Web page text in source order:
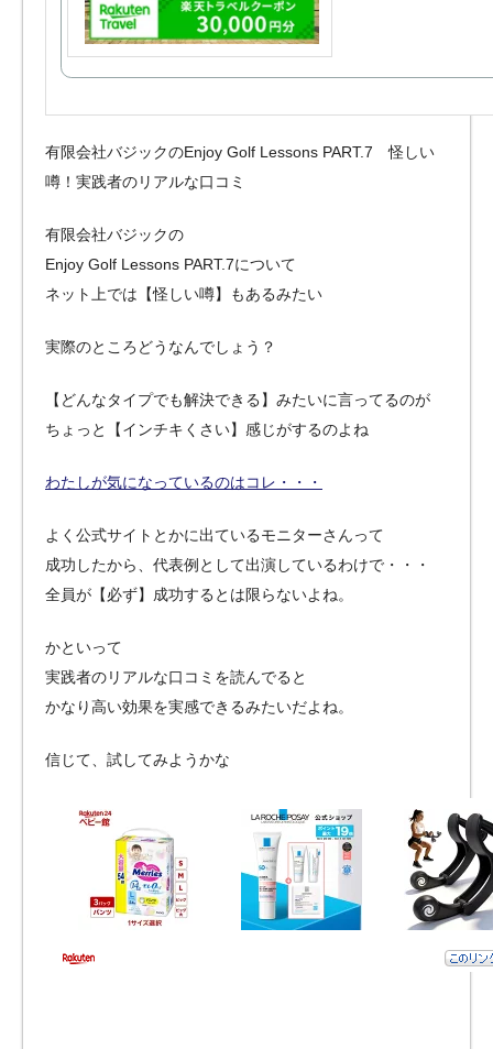
有限会社バジックのEnjoy Golf Lessons PART.7 怪しい
噂！実践者のリアルな口コミ
有限会社バジックの
Enjoy Golf Lessons PART.7について
ネット上では【怪しい噂】もあるみたい
実際のところどうなんでしょう？
【どんなタイプでも解決できる】みたいに言ってるのが
ちょっと【インチキくさい】感じがするのよね
わたしが気になっているのはコレ・・・
よく公式サイトとかに出ているモニターさんって
成功したから、代表例として出演しているわけで・・・
全員が【必ず】成功するとは限らないよね。
かといって
実践者のリアルな口コミを読んでると
かなり高い効果を実感できるみたいだよね。
信じて、試してみようかな